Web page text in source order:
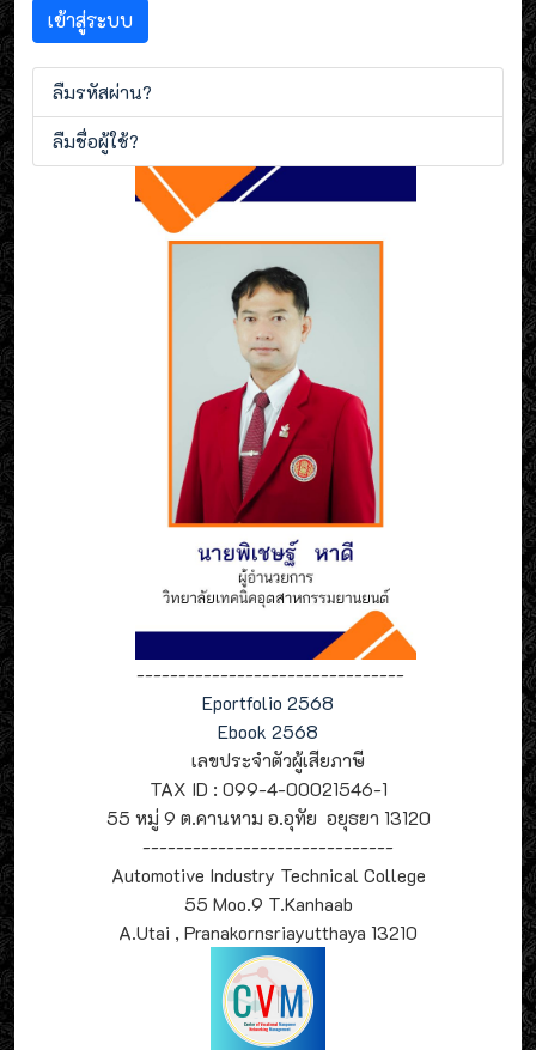
เข้าสู่ระบบ
ลืมรหัสผ่าน?
ลืมชื่อผู้ใช้?
--------------------------------
Eportfolio 2568
Ebook 2568
เลขประจำตัวผู้เสียภาษี
TAX ID : 099-4-00021546-1
55 หมู่ 9 ต.คานหาม อ.อุทัย อยุธยา 13120
------------------------------
Automotive Industry Technical College
55 Moo.9 T.Kanhaab
A.Utai , Pranakornsriayutthaya 13210